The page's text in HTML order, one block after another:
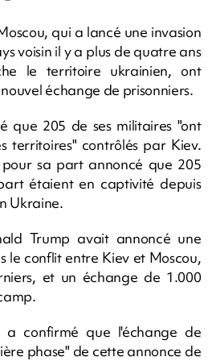
qui a lancé une invasion
voisin il y a plus de quatre ans
le territoire ukrainien, ont
échange de prisonniers.
que 205 de ses militaires "ont
territoires" contrôlés par Kiev.
sa part annoncé que 205
étaient en captivité depuis
Ukraine.
Trump avait annoncé une
le conflit entre Kiev et Moscou,
et un échange de 1.000
a confirmé que l'échange de
phase" de cette annonce de